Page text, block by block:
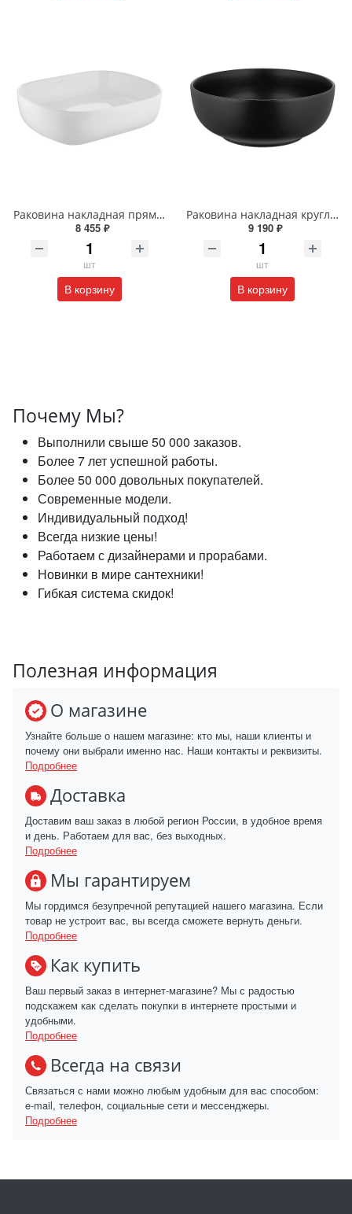
Раковина накладная прямоугольная Wonzon & Woghand TAHOE WW-RN41286-GW белая глянцевая
8 455 ₽
шт
В корзину
Раковина накладная круглая Wonzon & Woghand ERIE WW-RN4076-MB черная матовая
9 190 ₽
шт
В корзину
Почему Мы?
Выполнили свыше 50 000 заказов.
Более 7 лет успешной работы.
Более 50 000 довольных покупателей.
Современные модели.
Индивидуальный подход!
Всегда низкие цены!
Работаем с дизайнерами и прорабами.
Новинки в мире сантехники!
Гибкая система скидок!
Полезная информация
О магазине
Узнайте больше о нашем магазине: кто мы, наши клиенты и
почему они выбрали именно нас. Наши контакты и реквизиты.
Подробнее
Доставка
Доставим ваш заказ в любой регион России, в удобное время
и день. Работаем для вас, без выходных.
Подробнее
Мы гарантируем
Мы гордимся безупречной репутацией нашего магазина. Если
товар не устроит вас, вы всегда сможете вернуть деньги.
Подробнее
Как купить
Ваш первый заказ в интернет-магазине? Мы с радостью
подскажем как сделать покупки в интернете простыми и
удобными.
Подробнее
Всегда на связи
Связаться с нами можно любым удобным для вас способом:
e-mail, телефон, социальные сети и мессенджеры.
Подробнее